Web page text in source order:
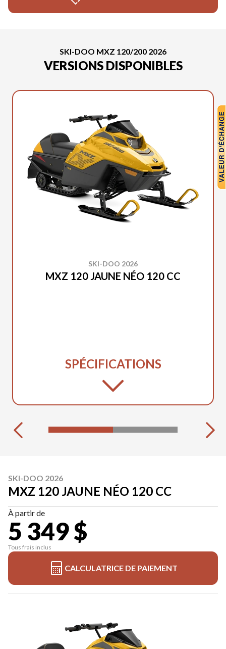
SKI-DOO MXZ 120/200 2026
VERSIONS DISPONIBLES
SKI-DOO 2026
MXZ 120 JAUNE NÉO 120 CC
SPÉCIFICATIONS
SKI-DOO 2026
MXZ 120 JAUNE NÉO 120 CC
À partir de
5 349 $
Tous frais inclus
CALCULATRICE DE PAIEMENT